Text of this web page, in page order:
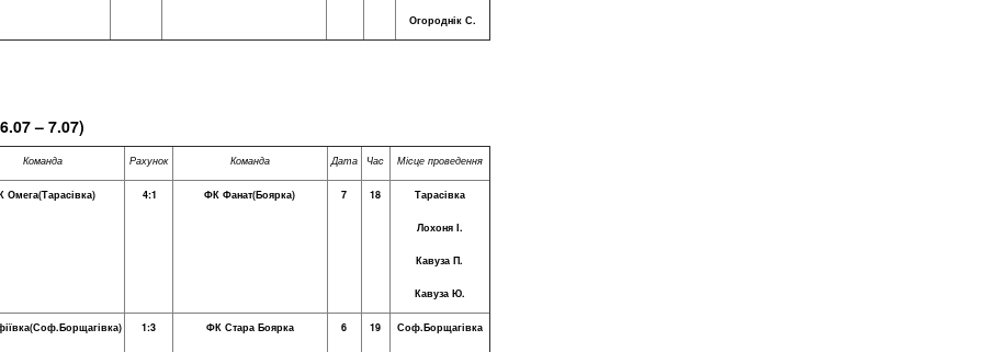
Огороднік С.
07 – 7.07)
Команда Рахунок Команда Дата Час Місце проведення
Омега(Тарасівка) 4:1 ФК Фанат(Боярка) 7 18 Тарасівка
Лохоня І.
Кавуза П.
Кавуза Ю.
1:3 ФК Стара Боярка 6 19 Соф.Борщагівка